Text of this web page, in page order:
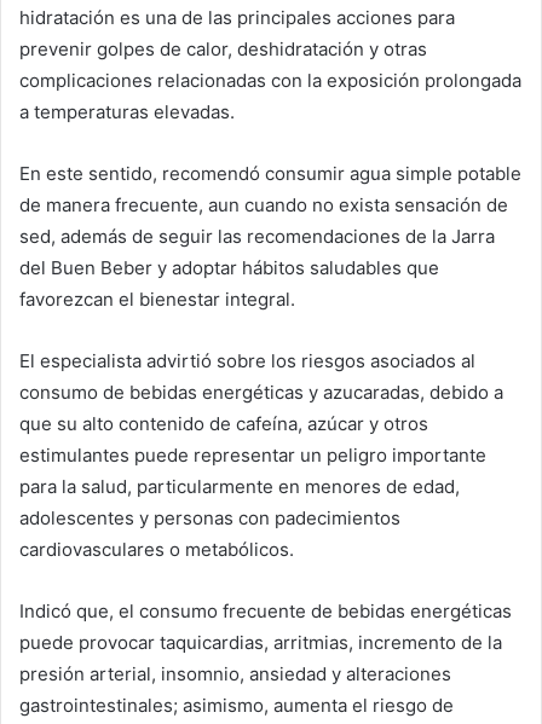
hidratación es una de las principales acciones para
prevenir golpes de calor, deshidratación y otras
complicaciones relacionadas con la exposición prolongada
a temperaturas elevadas.
En este sentido, recomendó consumir agua simple potable
de manera frecuente, aun cuando no exista sensación de
sed, además de seguir las recomendaciones de la Jarra
del Buen Beber y adoptar hábitos saludables que
favorezcan el bienestar integral.
El especialista advirtió sobre los riesgos asociados al
consumo de bebidas energéticas y azucaradas, debido a
que su alto contenido de cafeína, azúcar y otros
estimulantes puede representar un peligro importante
para la salud, particularmente en menores de edad,
adolescentes y personas con padecimientos
cardiovasculares o metabólicos.
Indicó que, el consumo frecuente de bebidas energéticas
puede provocar taquicardias, arritmias, incremento de la
presión arterial, insomnio, ansiedad y alteraciones
gastrointestinales; asimismo, aumenta el riesgo de